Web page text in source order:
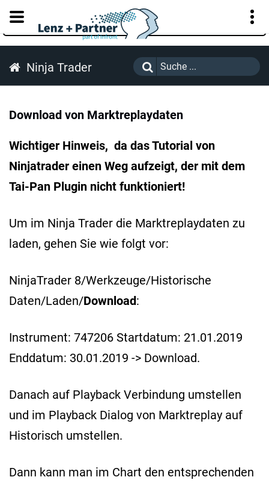
KUNDENPORTAL
Ninja Trader
Download von Marktreplaydaten
Wichtiger Hinweis, da das Tutorial von
Ninjatrader einen Weg aufzeigt, der mit dem
Tai-Pan Plugin nicht funktioniert!
Um im Ninja Trader die Marktreplaydaten zu
laden, gehen Sie wie folgt vor:
NinjaTrader 8/Werkzeuge/Historische
Daten/Laden/Download:
Instrument: 747206 Startdatum: 21.01.2019
Enddatum: 30.01.2019 -> Download.
Danach auf Playback Verbindung umstellen
und im Playback Dialog von Marktreplay auf
Historisch umstellen.
Dann kann man im Chart den entsprechenden